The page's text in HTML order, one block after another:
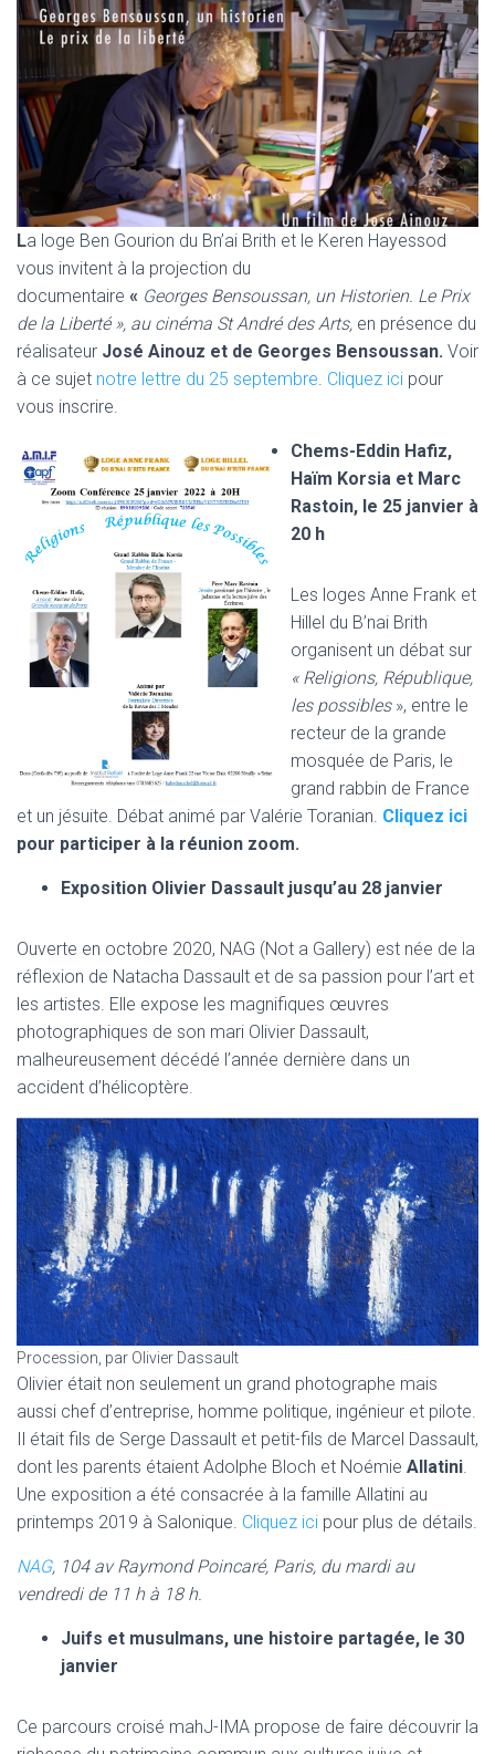
La loge Ben Gourion du Bn’ai Brith et le Keren Hayessod
vous invitent à la projection du
documentaire « Georges Bensoussan, un Historien. Le Prix
de la Liberté », au cinéma St André des Arts, en présence du
réalisateur José Ainouz et de Georges Bensoussan. Voir
à ce sujet notre lettre du 25 septembre. Cliquez ici pour
vous inscrire.
Chems-Eddin Hafiz,
Haïm Korsia et Marc
Rastoin, le 25 janvier à
20 h
Les loges Anne Frank et
Hillel du B’nai Brith
organisent un débat sur
« Religions, République,
les possibles», entre le
recteur de la grande
mosquée de Paris, le
grand rabbin de France
et un jésuite. Débat animé par Valérie Toranian. Cliquez ici
pour participer à la réunion zoom.
Exposition Olivier Dassault jusqu’au 28 janvier
Ouverte en octobre 2020, NAG (Not a Gallery) est née de la
réflexion de Natacha Dassault et de sa passion pour l’art et
les artistes. Elle expose les magnifiques œuvres
photographiques de son mari Olivier Dassault,
malheureusement décédé l’année dernière dans un
accident d’hélicoptère.
Procession, par Olivier Dassault
Olivier était non seulement un grand photographe mais
aussi chef d’entreprise, homme politique, ingénieur et pilote.
Il était fils de Serge Dassault et petit-fils de Marcel Dassault,
dont les parents étaient Adolphe Bloch et Noémie Allatini.
Une exposition a été consacrée à la famille Allatini au
printemps 2019 à Salonique. Cliquez ici pour plus de détails.
NAG, 104 av Raymond Poincaré, Paris, du mardi au
vendredi de 11 h à 18 h.
Juifs et musulmans, une histoire partagée, le 30
janvier
Ce parcours croisé mahJ-IMA propose de faire découvrir la